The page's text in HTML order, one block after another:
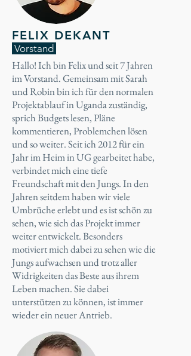
FELIX DEKANT
Vorstand
Hallo! Ich bin Felix und seit 7 Jahren
im Vorstand. Gemeinsam mit Sarah
und Robin bin ich für den normalen
Projektablauf in Uganda zuständig,
sprich Budgets lesen, Pläne
kommentieren, Problemchen lösen
und so weiter. Seit ich 2012 für ein
Jahr im Heim in UG gearbeitet habe,
verbindet mich eine tiefe
Freundschaft mit den Jungs. In den
Jahren seitdem haben wir viele
Umbrüche erlebt und es ist schön zu
sehen, wie sich das Projekt immer
weiter entwickelt. Besonders
motiviert mich dabei zu sehen wie die
Jungs aufwachsen und trotz aller
Widrigkeiten das Beste aus ihrem
Leben machen. Sie dabei
unterstützen zu können, ist immer
wieder ein neuer Antrieb.